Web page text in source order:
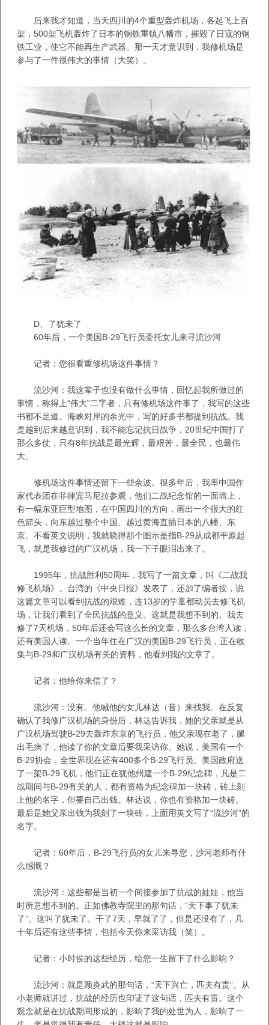
后来我才知道，当天四川的4个重型轰炸机场，各起飞上百
架，500架飞机轰炸了日本的钢铁重镇八幡市，摧毁了日寇的钢
铁工业，使它不能再生产武器。那一天才意识到，我修机场是
参与了一件很伟大的事情（大笑）。
D、了犹未了
60年后，一个美国B-29飞行员委托女儿来寻流沙河
记者：您很看重修机场这件事情？
流沙河：我这辈子也没有做什么事情，回忆起我所做过的
事情，称得上“伟大”二字者，只有修机场这件事了，我写的这些
书都不足道。海峡对岸的余光中，写的好多书都提到抗战。我
是越到后来越意识到，我不能忘记抗日战争，20世纪中国打了
那么多仗，只有8年抗战是最光辉，最艰苦，最全民，也最伟
大。
修机场这件事情还留下一些余波。很多年后，我率中国作
家代表团在菲律宾马尼拉参观，他们二战纪念馆的一面墙上，
有一幅东亚巨型地图，在中国四川的方向，画出一个很大的红
色箭头，向东越过整个中国、越过黄海直插日本的八幡、东
京。不看英文说明，我就晓得那个图示是指B-29从成都平原起
飞，就是我修过的广汉机场，我一下子眼泪出来了。
1995年，抗战胜利50周年，我写了一篇文章，叫《二战我
修飞机场》。台湾的《中央日报》发表了，还加了编者按，说
这篇文章可以看到抗战的艰难，连13岁的学童都动员去修飞机
场，让我们看到了全民抗战的意义。这就是我想不到的。我去
修了7天机场，50年后还会写这么长的文章，那么多台湾人读，
还有美国人读。一个当年住在广汉的美国B-29飞行员，正在收
集与B-29和广汉机场有关的资料，他看到我的文章了。
记者：他给你来信了？
流沙河：没有。他喊他的女儿林达（音）来找我。在反复
确认了我修广汉机场的身份后，林达告诉我，她的父亲就是从
广汉机场驾驶B-29去轰炸东京的飞行员，他父亲现在老了，腿
出毛病了，他读了你的文章后要我采访你。她说，美国有一个
B-29协会，全世界现在还有400多个B-29飞行员。美国政府送
了一架B-29飞机，他们正在犹他州建一个B-29纪念碑，凡是二
战期间与B-29有关的人，都有资格为纪念碑加一块砖，砖上刻
上他的名字，但要自己出钱。林达说，你也有资格加一块砖。
最后是她父亲出钱为我刻了一块砖，上面用英文写了“流沙河”的
名字。
记者：60年后，B-29飞行员的女儿来寻您，沙河老师有什
么感慨？
流沙河：这些都是当初一个间接参加了抗战的娃娃，他当
时所意想不到的。正如佛教寺院里的那句话，“天下事了犹未
了”。这叫了犹未了。干了7天，早就了了，但是还没有了，几
十年后还有这些事情，包括今天你来采访我（笑）。
记者：小时侯的这些经历，给您一生留下了什么影响？
流沙河：就是顾炎武的那句话，“天下兴亡，匹夫有责”。从
小老师就讲过，抗战的经历也印证了这句话，匹夫有责。这个
观念就是在抗战期间形成的，影响了我的处世为人，影响了一